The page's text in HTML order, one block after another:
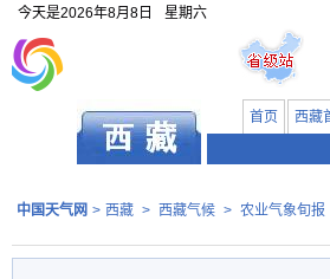
今天是2026年8月8日 星期六
首页 西藏
中国天气网 > 西藏 > 西藏气候 > 农业气象旬报